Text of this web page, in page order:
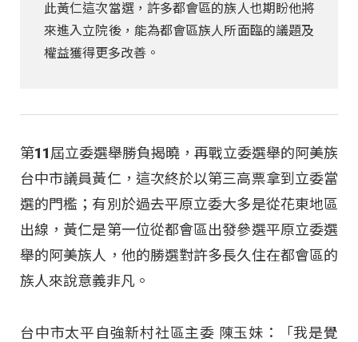
此黃仁這次當選，許多都會區的族人也期盼他將
來進入立院後，能為都會區族人所面臨的議題及
權益獲得更多改善。
第11屆立委選舉勝負揭曉，再戰立委選舉的阿美族
台中市議員黃仁，這次終於以第三高票拿到立委當
選的門檻；有別於過去平原立委大多是從花東地區
出線，黃仁是第一位從都會區出發參選平原立委選
舉的阿美族人，他的勝選對許多長久住在都會區的
族人來說意義非凡。
台中市太平自強新村社區主委 陳玉妹：「我是覺